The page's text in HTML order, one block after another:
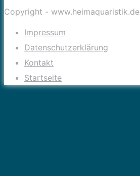
Copyright - www.heimaquaristik.de
Impressum
Datenschutzerklärung
Kontakt
Startseite